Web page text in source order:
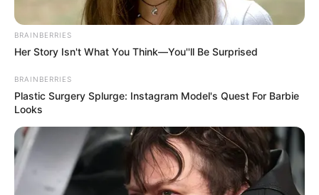
Διέρρευσε η κρίσιμη
συμφωνία ΕΕ – Pfizer
Μια σημαντική και δίκαιη
ανάλυση της ομιλίας του
BRAINBERRIES
Her Story Isn't What You Think—You''ll Be Surprised
BRAINBERRIES
Plastic Surgery Splurge: Instagram Model's Quest For Barbie
Looks